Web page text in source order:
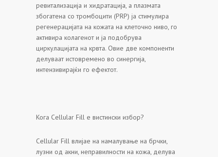
ревитализација и хидратација, а плазмата
збогатена со тромбоцити (PRP) ја стимулира
регенерацијата на кожата на клеточно ниво, го
активира колагенот и ја подобрува
циркулацијата на крвта. Овие две компоненти
делуваат истовремено во синергија,
интензивирајќи го ефектот.
Кога Cellular Fill е вистински избор?
Cellular Fill влијае на намалување на брчки,
лузни од акни, неправилности на кожа, делува